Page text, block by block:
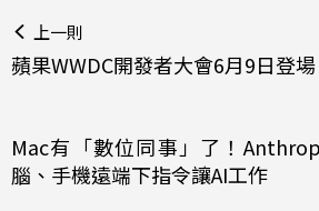
上一則
蘋果WWDC開發者大會6月9日登
Mac有「數位同事」了！
腦、手機遠端下指令讓AI工作